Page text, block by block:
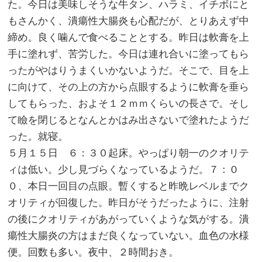
た。今日は美味しそうな牛タン、ハラミ、イチボにと
もさんかく、潰瘍性大腸炎も心配だが、とりあえず中
締め。良く噛んで食べることとする。昨日は軟膏を上
手に塗れず、苦労した。今日は連れ合いに塗ってもら
ったがやはりうまくいかないようだ。そこで、目を上
に向けて、その上の方から点眼するように軟膏を垂ら
してもらった、およそ１２ｍｍくらいの長さで。そし
て瞼を閉じるとなんとかはみ出さないで塗れたようだ
った。就寝。
５月１５日 ６：３０起床。やっぱり朝一のクオリテ
ィは低い。少し見づらくなっているようだ。７：０
０、本日一回目の点眼。暫くすると昨晩レベルまでク
オリティが回復した。昨日がそうだったように、注射
の後にクオリティがあがっていくような気がする。潰
瘍性大腸炎の方はまだ良くなっていない。血色の水様
便。回数も多い。夜中、２時間おき。